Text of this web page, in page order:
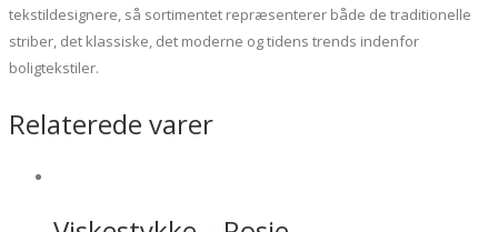
tekstildesignere, så sortimentet repræsenterer både de traditionelle
striber, det klassiske, det moderne og tidens trends indenfor
boligtekstiler.
Relaterede varer